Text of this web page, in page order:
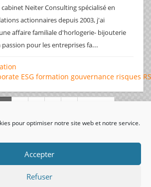
pour optimiser notre site web et notre service.
Accepter
Refuser
Neiter Consulting spécialisé en
actionnaires depuis 2003, j'ai
affaire familiale d'horlogerie- bijouterie
pour les entreprises fa...
ESG formation gouvernance risques